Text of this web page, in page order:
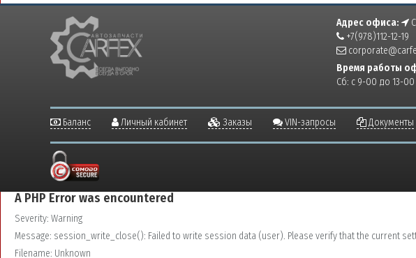
Адрес офиса:
+7(978)112-12-19
Время работы
Сб: с 9-00 до 13-00
Баланс Личный кабинет Заказы VIN-запросы Документы
A PHP Error was encountered
Severity: Warning
Message: session_write_close(): Failed to write session data (user). Please verify that the current
Filename: Unknown